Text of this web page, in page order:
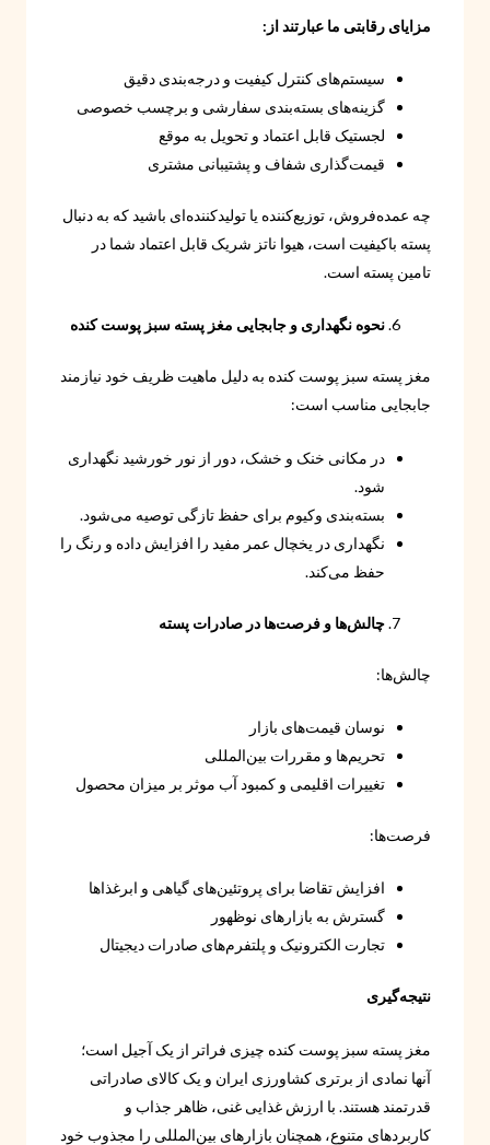
مزایای رقابتی ما عبارتند از:
سیستم‌های کنترل کیفیت و درجه‌بندی دقیق
گزینه‌های بسته‌بندی سفارشی و برچسب خصوصی
لجستیک قابل اعتماد و تحویل به موقع
قیمت‌گذاری شفاف و پشتیبانی مشتری
چه عمده‌فروش، توزیع‌کننده یا تولیدکننده‌ای باشید که به دنبال
پسته باکیفیت است، هیوا ناتز شریک قابل اعتماد شما در
تامین پسته است.
نحوه نگهداری و جابجایی مغز پسته سبز پوست کنده
مغز پسته سبز پوست کنده به دلیل ماهیت ظریف خود نیازمند
جابجایی مناسب است:
در مکانی خنک و خشک، دور از نور خورشید نگهداری
شود.
بسته‌بندی وکیوم برای حفظ تازگی توصیه می‌شود.
نگهداری در یخچال عمر مفید را افزایش داده و رنگ را
حفظ می‌کند.
چالش‌ها و فرصت‌ها در صادرات پسته
چالش‌ها:
نوسان قیمت‌های بازار
تحریم‌ها و مقررات بین‌المللی
تغییرات اقلیمی و کمبود آب موثر بر میزان محصول
فرصت‌ها:
افزایش تقاضا برای پروتئین‌های گیاهی و ابرغذاها
گسترش به بازارهای نوظهور
تجارت الکترونیک و پلتفرم‌های صادرات دیجیتال
نتیجه‌گیری
مغز پسته سبز پوست کنده چیزی فراتر از یک آجیل است؛
آنها نمادی از برتری کشاورزی ایران و یک کالای صادراتی
قدرتمند هستند. با ارزش غذایی غنی، ظاهر جذاب و
کاربردهای متنوع، همچنان بازارهای بین‌المللی را مجذوب خود